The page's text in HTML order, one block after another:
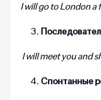
I will go to London a
I will meet you and
Cпонтанные